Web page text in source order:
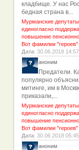
кладбище. У нас
бедная страна в...
Мурманские
единогласно
повышение
Вот фамилии "героев"
Дата: 30.06.2018
аноним
Предатели.
популярно
митинге, им в
приказали,...
Мурманские
единогласно
повышение
Вот фамилии "героев"
Дата: 30.06.2018
аноним